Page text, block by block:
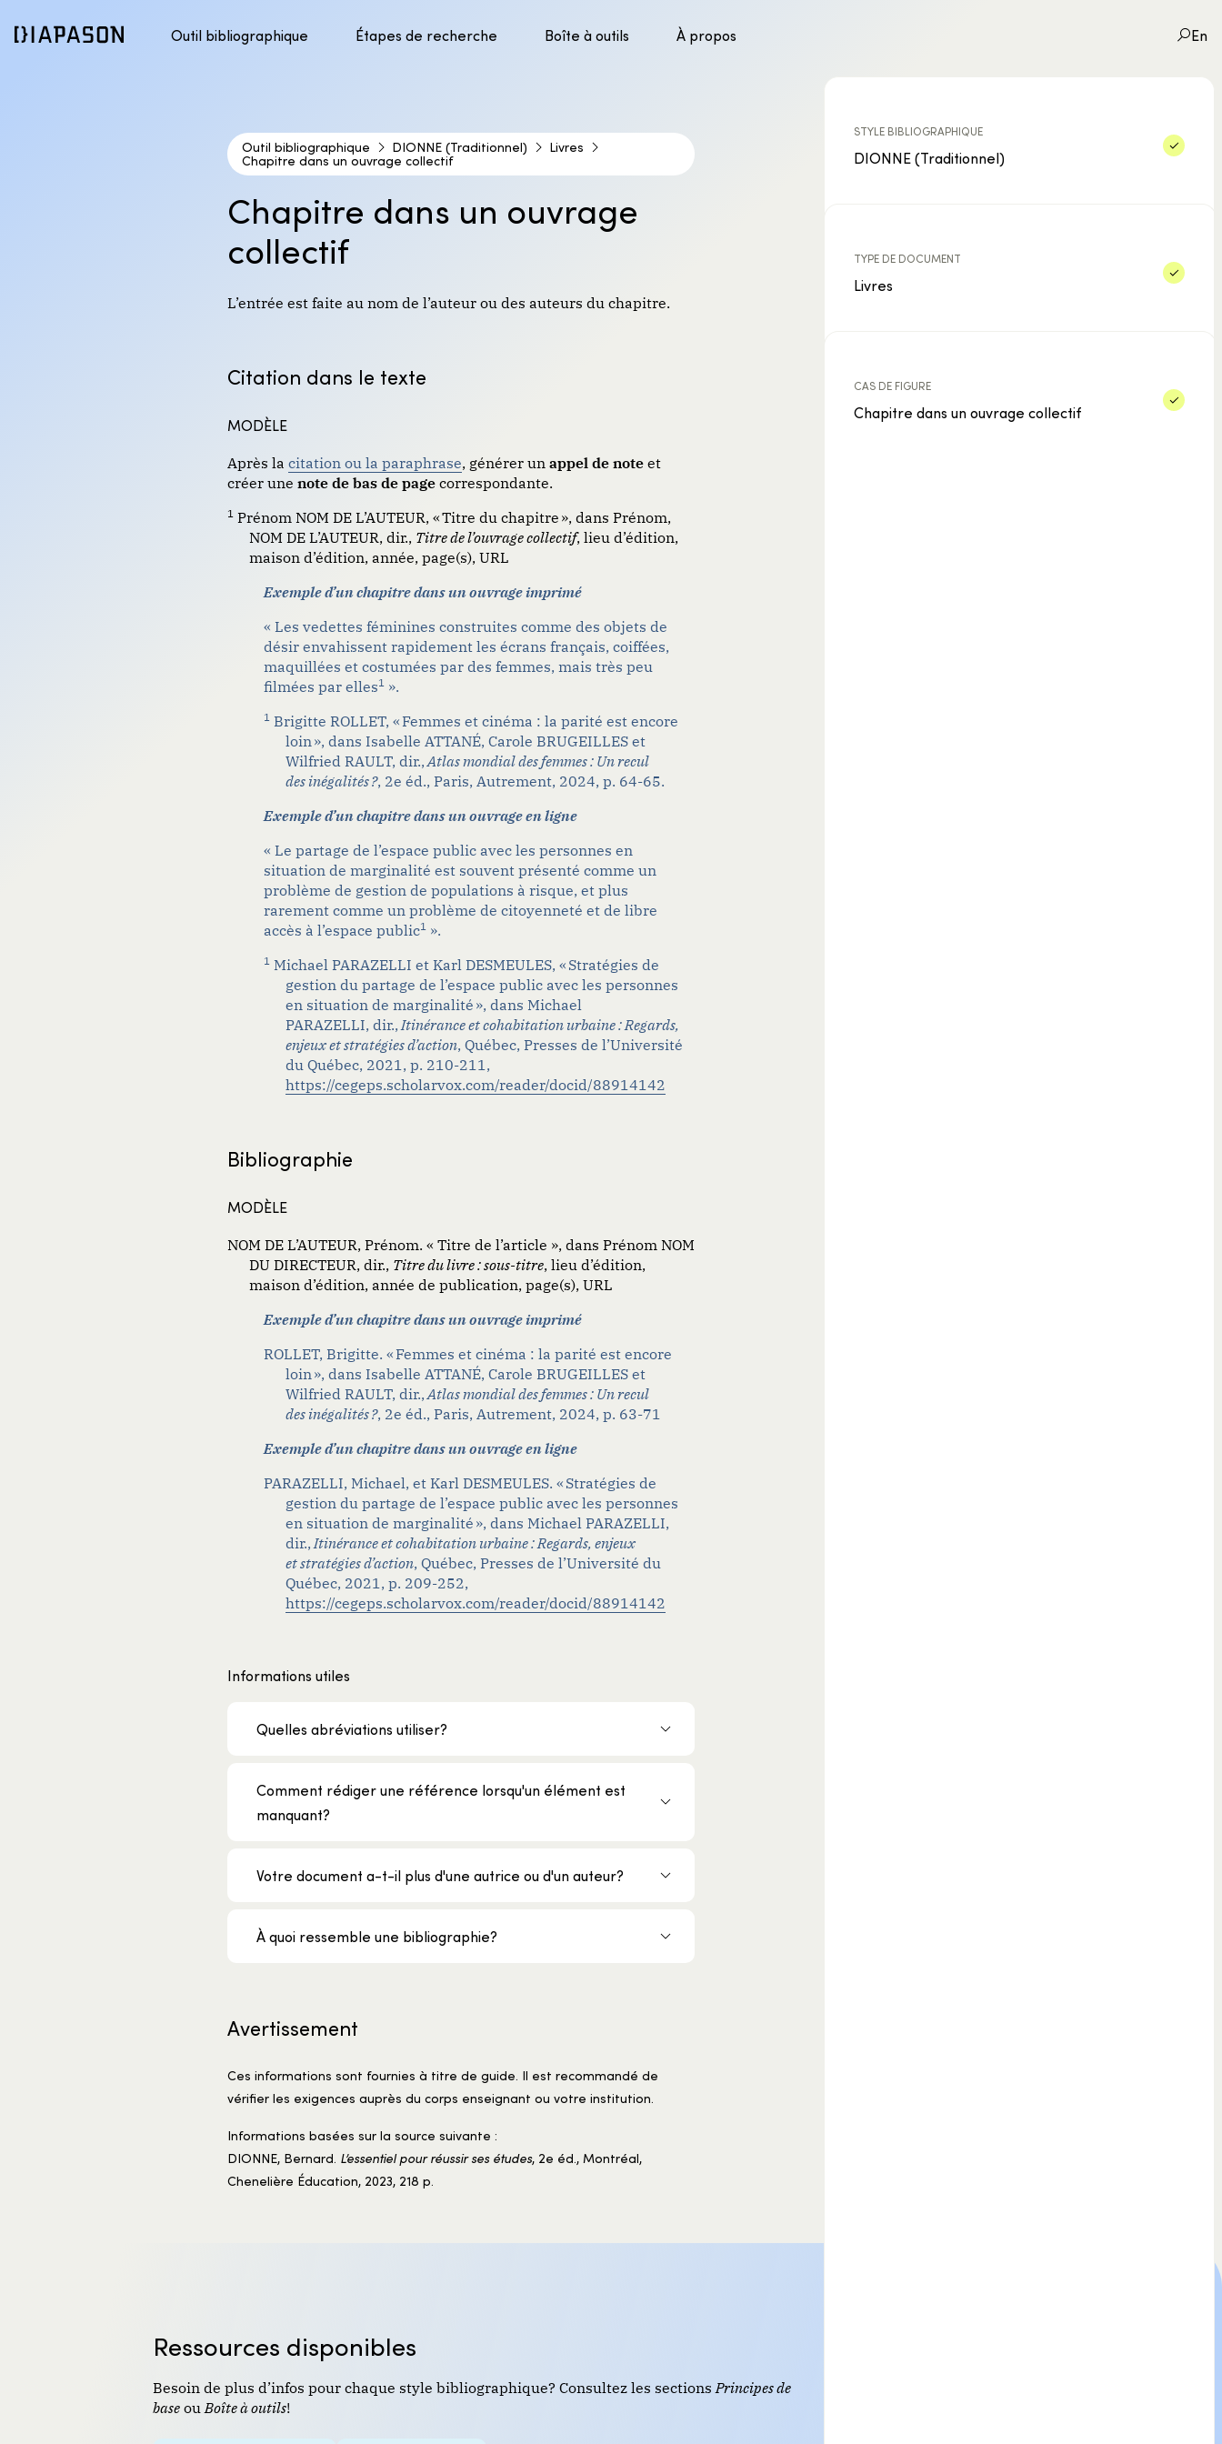
Outil bibliographique Étapes de recherche
3. Évaluer les sources
4. Citer les sources
Boîte à outils À propos En
Outil bibliographique DIONNE (Traditionnel)
Livres
Chapitre dans un ouvrage collectif
Chapitre dans un ouvrage
collectif
L’entrée est faite au nom de l’auteur ou des auteurs du chapitre.
Citation dans le texte
MODÈLE
Après la citation ou la paraphrase, générer un appel de noteet
créer une note de bas de pagecorrespondante.
1 Prénom NOM DE L’AUTEUR, « Titre du chapitre », dans Prénom,
NOM DE L’AUTEUR, dir., Titre de l’ouvrage collectif, lieu d’édition,
maison d’édition, année, page(s), URL
Exemple d’un chapitre dans un ouvrage imprimé
« Les vedettes féminines construites comme des objets de
désir envahissent rapidement les écrans français, coiffées,
maquillées et costumées par des femmes, mais très peu
filmées par elles1».
1 Brigitte ROLLET, « Femmes et cinéma : la parité est encore
loin », dans Isabelle ATTANÉ, Carole BRUGEILLESet
Wilfried RAULT, dir.,Atlas mondial des femmes : Un recul
desinégalités ?, 2e éd., Paris, Autrement, 2024, p. 64-65.
Exemple d’un chapitre dans un ouvrage en ligne
« Le partage de l’espace public avec les personnes en
situation de marginalité est souvent présenté comme un
problème de gestion de populations à risque, et plus
rarement comme un problème de citoyenneté et de libre
accès à l’espace public1».
1 Michael PARAZELLI et Karl DESMEULES, « Stratégies de
gestion du partage de l’espace public avec les personnes
en situation de marginalité », dans Michael
PARAZELLI, dir., Itinérance et cohabitation urbaine : Regards,
enjeux etstratégies d’action, Québec, Presses de l’Université
du Québec, 2021, p. 210-211,
https://cegeps.scholarvox.com/reader/docid/88914142
Bibliographie
MODÈLE
NOM DE L’AUTEUR, Prénom. « Titre de l’article », dans Prénom NOM
DU DIRECTEUR, dir., Titre du livre : sous-titre, lieu d’édition,
maison d’édition, année de publication, page(s), URL
Exemple d’un chapitre dans un ouvrage imprimé
ROLLET, Brigitte. « Femmes et cinéma : la parité est encore
loin », dans Isabelle ATTANÉ, Carole BRUGEILLESet
Wilfried RAULT, dir.,Atlas mondial des femmes : Un recul
desinégalités ?, 2e éd., Paris, Autrement, 2024, p. 63-71
Exemple d’un chapitre dans un ouvrage en ligne
PARAZELLI, Michael, et Karl DESMEULES. « Stratégies de
gestion du partage de l’espace public avec les personnes
en situation de marginalité », dans Michael PARAZELLI,
dir., Itinérance et cohabitation urbaine : Regards, enjeux
etstratégies d’action, Québec, Presses de l’Université du
Québec, 2021, p. 209-252,
https://cegeps.scholarvox.com/reader/docid/88914142
Informations utiles
Quelles abréviations utiliser?
Comment rédiger une référence lorsqu'un élément est
manquant?
Votre document a-t-il plus d'une autrice ou d'un auteur?
À quoi ressemble une bibliographie?
Avertissement
Ces informations sont fournies à titre de guide. Il est recommandé de
vérifier les exigences auprès du corps enseignant ou votre institution.
Informations basées sur la source suivante :
DIONNE, Bernard. L’essentiel pour réussir ses études, 2e éd., Montréal,
Chenelière Éducation, 2023, 218 p.
STYLE BIBLIOGRAPHIQUE
DIONNE (Traditionnel)
TYPE DE DOCUMENT
Livres
CAS DE FIGURE
Chapitre dans un ouvrage collectif
Ressources disponibles
Besoin de plus d’infos pour chaque style bibliographique? Consultez les sections Principes de
baseou Boîte à outils!